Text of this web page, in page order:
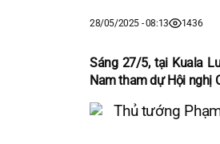
28/05/2025 - 08:13 1436
Sáng 27/5, tại Kuala
Nam tham dự Hội nghị